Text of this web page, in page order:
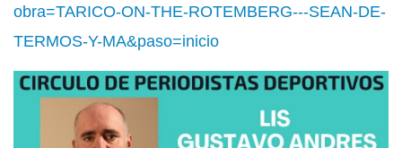
obra=TARICO-ON-THE-ROTEMBERG---SEAN-DE-
TERMOS-Y-MA&paso=inicio